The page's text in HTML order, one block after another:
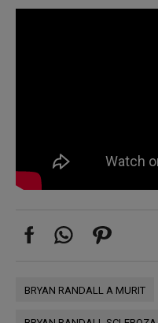
BRYAN RANDALL A MURIT